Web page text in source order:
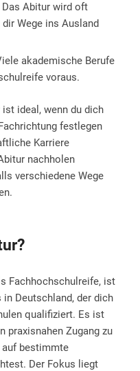
Abitur wird oft
Wege ins Ausland
akademische Berufe
voraus.
ideal, wenn du dich
festlegen
Karriere
nachholen
verschiedene Wege
Fachhochschulreife, ist
Deutschland, der dich
qualifiziert. Es ist
praxisnahen Zugang zu
bestimmte
Der Fokus liegt